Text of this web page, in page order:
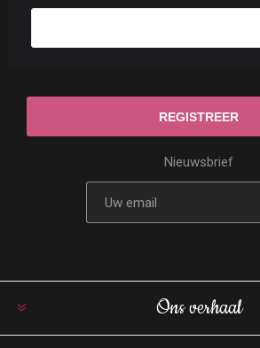
Nieuwsbrief
Ons verhaal